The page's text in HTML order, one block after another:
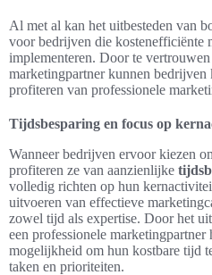
Al met al kan het uitbesteden van
voor bedrijven die kostenefficiënte
implementeren. Door te
marketingpartner kunnen bedrijven
profiteren van professionele
Tijdsbesparing en focus op
Wanneer bedrijven ervoor kiezen
profiteren ze van aanzienlijke
volledig richten op hun
uitvoeren van effectieve
zowel tijd als expertise. Door het
een professionele marketingpartner
mogelijkheid om hun kostbare tijd
taken en prioriteiten.